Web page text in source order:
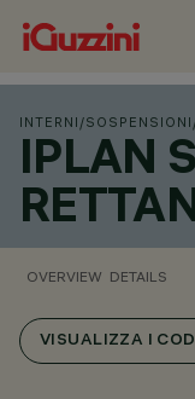
INTERNI /SOSPENSIONI
IPLAN
OVERVIEW DETAILS
VISUALIZZA I